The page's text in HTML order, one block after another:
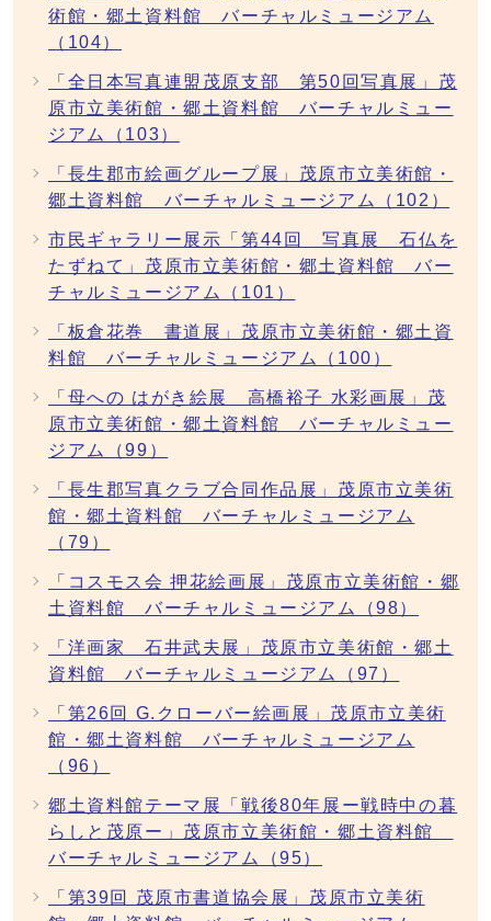
術館・郷土資料館 バーチャルミュージアム
（104）
「全日本写真連盟茂原支部 第50回写真展」茂
原市立美術館・郷土資料館 バーチャルミュー
ジアム（103）
「長生郡市絵画グループ展」茂原市立美術館・
郷土資料館 バーチャルミュージアム（102）
市民ギャラリー展示「第44回 写真展 石仏を
たずねて」茂原市立美術館・郷土資料館 バー
チャルミュージアム（101）
「板倉花巻 書道展」茂原市立美術館・郷土資
料館 バーチャルミュージアム（100）
「母への はがき絵展 高橋裕子 水彩画展」茂
原市立美術館・郷土資料館 バーチャルミュー
ジアム（99）
「長生郡写真クラブ合同作品展」茂原市立美術
館・郷土資料館 バーチャルミュージアム
（79）
「コスモス会 押花絵画展」茂原市立美術館・郷
土資料館 バーチャルミュージアム（98）
「洋画家 石井武夫展」茂原市立美術館・郷土
資料館 バーチャルミュージアム（97）
「第26回 G.クローバー絵画展」茂原市立美術
館・郷土資料館 バーチャルミュージアム
（96）
郷土資料館テーマ展「戦後80年展ー戦時中の暮
らしと茂原ー」茂原市立美術館・郷土資料館
バーチャルミュージアム（95）
「第39回 茂原市書道協会展」茂原市立美術